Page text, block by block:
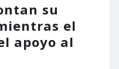
su
el
apoyo al